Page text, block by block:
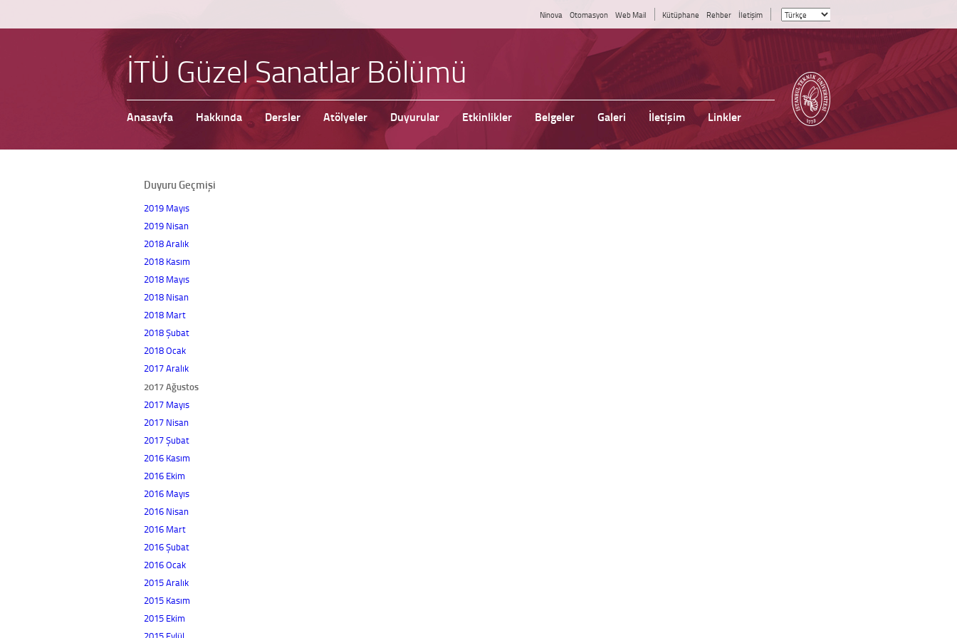
Ninova Otomasyon Web Mail Kütüphane Rehber İletişim
İTÜ Güzel Sanatlar Bölümü
Anasayfa Hakkında Dersler Atölyeler Duyurular Etkinlikler Belgeler Galeri İletişim Linkler
Duyuru Geçmişi
2019 Mayıs
2019 Nisan
2018 Aralık
2018 Kasım
2018 Mayıs
2018 Nisan
2018 Mart
2018 Şubat
2018 Ocak
2017 Aralık
2017 Ağustos
2017 Mayıs
2017 Nisan
2017 Şubat
2016 Kasım
2016 Ekim
2016 Mayıs
2016 Nisan
2016 Mart
2016 Şubat
2016 Ocak
2015 Aralık
2015 Kasım
2015 Ekim